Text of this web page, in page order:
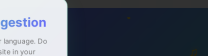
language. Do
in your
♫